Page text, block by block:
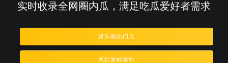
实时收录全网圈内瓜，满足吃瓜爱好者需求
娱乐圈热门瓜
网红新鲜爆料